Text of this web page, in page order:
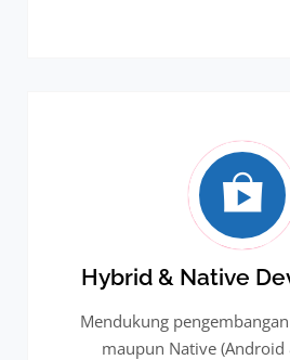
Hybrid & Native
Mendukung
maupun Native (Android